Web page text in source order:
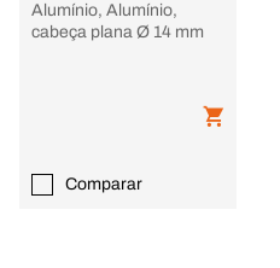
Alumínio, Alumínio,
cabeça plana Ø 14 mm
Comparar